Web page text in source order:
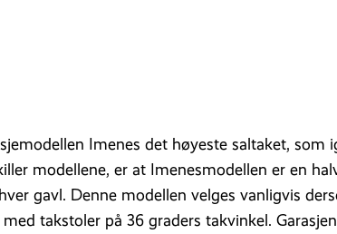
Imenes det høyeste saltaket, som
modellene, er at Imenesmodellen er en
gavl. Denne modellen velges vanligvis
takstoler på 36 graders takvinkel.